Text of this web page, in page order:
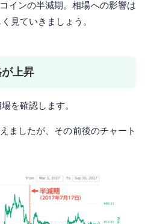
インの半減期。相場への影響は
見ていきましょう。
上昇
を確認します。
ましたが、その前後のチャート